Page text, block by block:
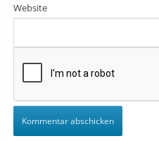
Website